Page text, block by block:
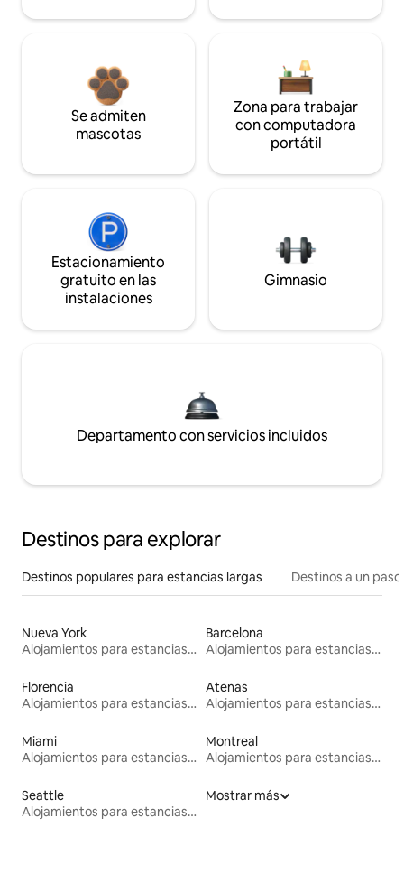
Se admiten
mascotas
Zona para trabajar
con computadora
portátil
Estacionamiento
gratuito en las
instalaciones
Gimnasio
Departamento con servicios incluidos
Destinos para explorar
Destinos populares para estancias largas Destinos a un
Nueva York
Alojamientos para estancias largas
Barcelona
Alojamientos para estancias largas
Florencia
Alojamientos para estancias largas
Atenas
Alojamientos para estancias largas
Miami
Alojamientos para estancias largas
Montreal
Alojamientos para estancias largas
Seattle
Alojamientos para estancias largas
Mostrar más